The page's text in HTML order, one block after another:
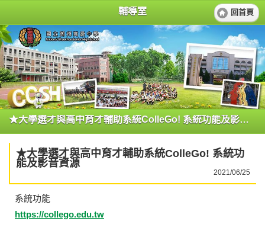
輔導室 回首頁
★大學選才與高中育才輔助系統ColleGo! 系統功能及影音資源
★大學選才與高中育才輔助系統ColleGo! 系統功
能及影音資源
2021/06/25
系統功能
https://collego.edu.tw